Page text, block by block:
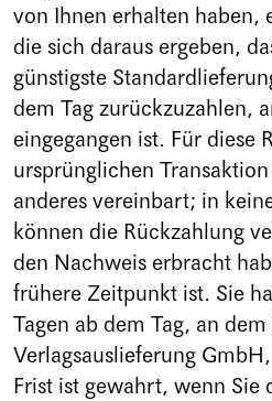
von Ihnen erhalten haben,
die sich daraus ergeben,
günstigste
dem Tag zurückzuzahlen,
eingegangen ist. Für diese
ursprünglichen
anderes vereinbart; in
können die Rückzahlung
den Nachweis erbracht
frühere Zeitpunkt ist. Sie
Tagen ab dem Tag, an
Verlagsauslieferung
Frist ist gewahrt, wenn Sie